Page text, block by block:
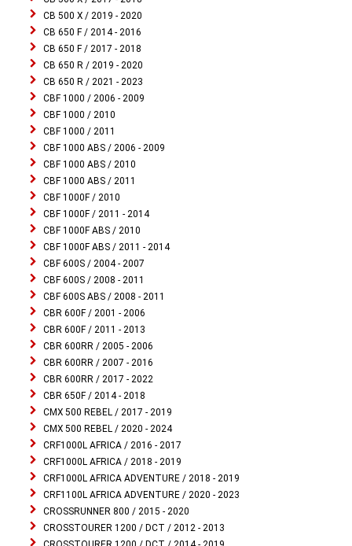
CB 500 X / 2019 - 2020
CB 650 F / 2014 - 2016
CB 650 F / 2017 - 2018
CB 650 R / 2019 - 2020
CB 650 R / 2021 - 2023
CBF 1000 / 2006 - 2009
CBF 1000 / 2010
CBF 1000 / 2011
CBF 1000 ABS / 2006 - 2009
CBF 1000 ABS / 2010
CBF 1000 ABS / 2011
CBF 1000F / 2010
CBF 1000F / 2011 - 2014
CBF 1000F ABS / 2010
CBF 1000F ABS / 2011 - 2014
CBF 600S / 2004 - 2007
CBF 600S / 2008 - 2011
CBF 600S ABS / 2008 - 2011
CBR 600F / 2001 - 2006
CBR 600F / 2011 - 2013
CBR 600RR / 2005 - 2006
CBR 600RR / 2007 - 2016
CBR 600RR / 2017 - 2022
CBR 650F / 2014 - 2018
CMX 500 REBEL / 2017 - 2019
CMX 500 REBEL / 2020 - 2024
CRF1000L AFRICA / 2016 - 2017
CRF1000L AFRICA / 2018 - 2019
CRF1000L AFRICA ADVENTURE / 2018 - 2019
CRF1100L AFRICA ADVENTURE / 2020 - 2023
CROSSRUNNER 800 / 2015 - 2020
CROSSTOURER 1200 / DCT / 2012 - 2013